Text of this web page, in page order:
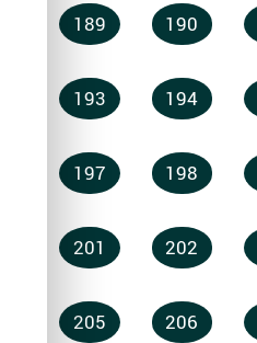
189 190
193 194
197 198
201 202
205 206